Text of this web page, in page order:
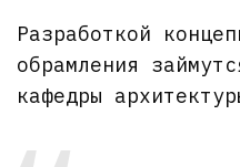
Разработкой
обрамления
кафедры